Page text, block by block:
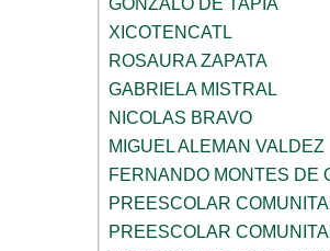
GONZALO DE TAPIA
XICOTENCATL
ROSAURA ZAPATA
GABRIELA MISTRAL
NICOLAS BRAVO
MIGUEL ALEMAN VALDEZ
FERNANDO MONTES DE
PREESCOLAR
PREESCOLAR